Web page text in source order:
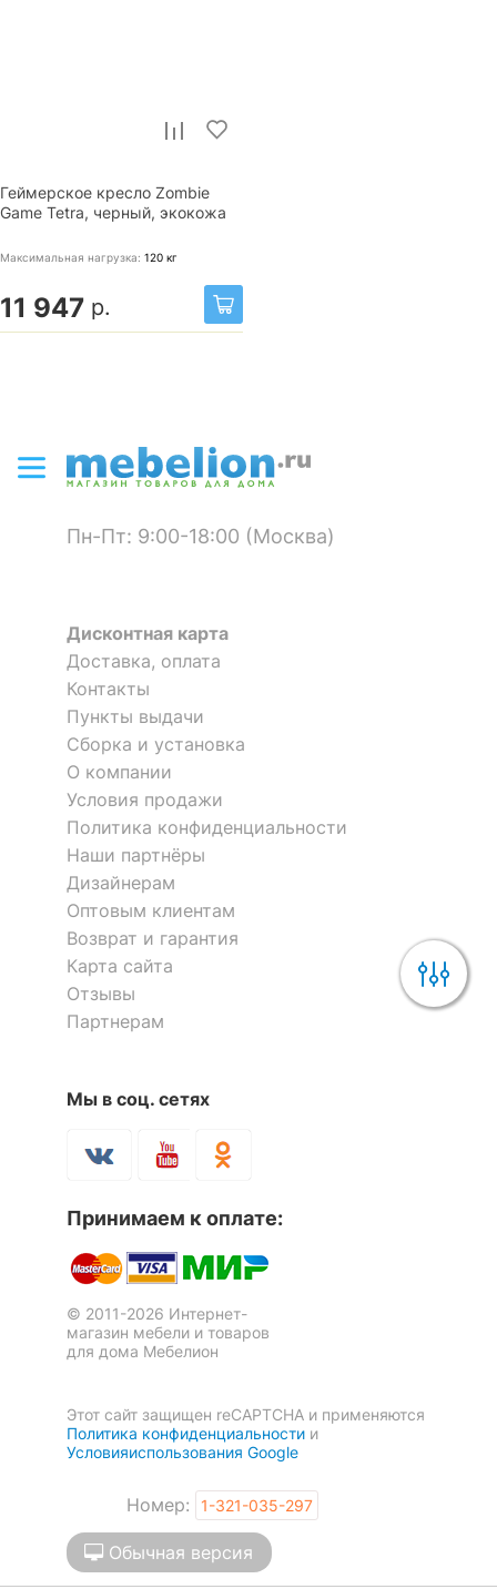
Геймерское кресло Zombie
Game Tetra, черный, экокожа
Максимальная нагрузка: 120 кг
11 947 р.
Пн-Пт: 9:00-18:00 (Москва)
Дисконтная карта
Доставка, оплата
Контакты
Пункты выдачи
Сборка и установка
О компании
Условия продажи
Политика конфиденциальности
Наши партнёры
Дизайнерам
Оптовым клиентам
Возврат и гарантия
Карта сайта
Отзывы
Партнерам
Мы в соц. сетях
Принимаем к оплате:
© 2011-2026 Интернет-
магазин мебели и товаров
для дома Мебелион
Этот сайт защищен reCAPTCHA и применяются
Политика конфиденциальности и
Условияиспользования Google
Номер: 1-321-035-297
Обычная версия